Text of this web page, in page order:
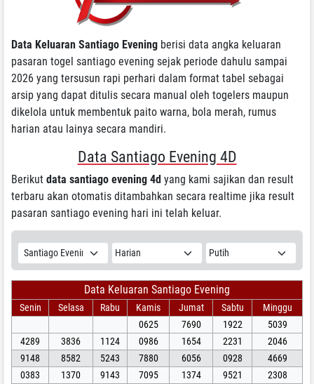
Data Keluaran Santiago Evening berisi data angka keluaran
pasaran togel santiago evening sejak periode dahulu sampai
2026 yang tersusun rapi perhari dalam format tabel sebagai
arsip yang dapat ditulis secara manual oleh togelers maupun
dikelola untuk membentuk paito warna, bola merah, rumus
harian atau lainya secara mandiri.
Data Santiago Evening 4D
Berikut data santiago evening 4d yang kami sajikan dan result
terbaru akan otomatis ditambahkan secara realtime jika result
pasaran santiago evening hari ini telah keluar.
Data Keluaran Santiago Evening
Senin Selasa Rabu Kamis Jumat Sabtu
Minggu
0625
7690 1922
5039
4289
3836 1124 0986 1654 2231
2046
9148
8582 5243 7880 6056 0928
4669
0383
1370 9143 7095 1374 9521
2308